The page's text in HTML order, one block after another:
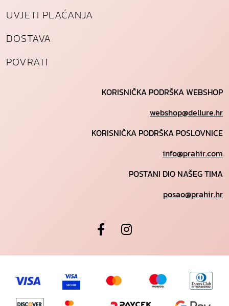
UVJETI PLAĆANJA
DOSTAVA
POVRATI
KORISNIČKA PODRŠKA WEBSHOP
webshop@dellure.hr
KORISNIČKA PODRŠKA POSLOVNICE
info@prahir.com
POSTANI DIO NAŠEG TIMA
posao@prahir.hr